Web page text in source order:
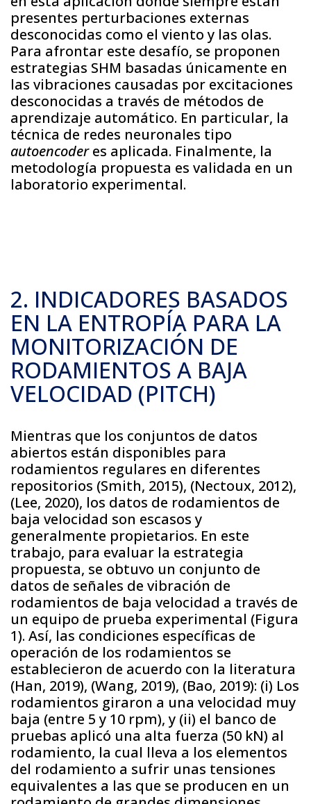
presentes perturbaciones externas
desconocidas como el viento y las olas.
Para afrontar este desafío, se proponen
estrategias SHM basadas únicamente en
las vibraciones causadas por excitaciones
desconocidas a través de métodos de
aprendizaje automático. En particular, la
técnica de redes neuronales tipo
autoencoderes aplicada. Finalmente, la
metodología propuesta es validada en un
laboratorio experimental.
2. INDICADORES BASADOS
EN LA ENTROPÍA PARA LA
MONITORIZACIÓN DE
RODAMIENTOS A BAJA
VELOCIDAD (PITCH)
Mientras que los conjuntos de datos
abiertos están disponibles para
rodamientos regulares en diferentes
repositorios (Smith, 2015), (Nectoux, 2012),
(Lee, 2020), los datos de rodamientos de
baja velocidad son escasos y
generalmente propietarios. En este
trabajo, para evaluar la estrategia
propuesta, se obtuvo un conjunto de
datos de señales de vibración de
rodamientos de baja velocidad a través de
un equipo de prueba experimental (Figura
1). Así, las condiciones específicas de
operación de los rodamientos se
establecieron de acuerdo con la literatura
(Han, 2019), (Wang, 2019), (Bao, 2019): (i) Los
rodamientos giraron a una velocidad muy
baja (entre 5 y 10 rpm), y (ii) el banco de
pruebas aplicó una alta fuerza (50 kN) al
rodamiento, la cual lleva a los elementos
del rodamiento a sufrir unas tensiones
equivalentes a las que se producen en un